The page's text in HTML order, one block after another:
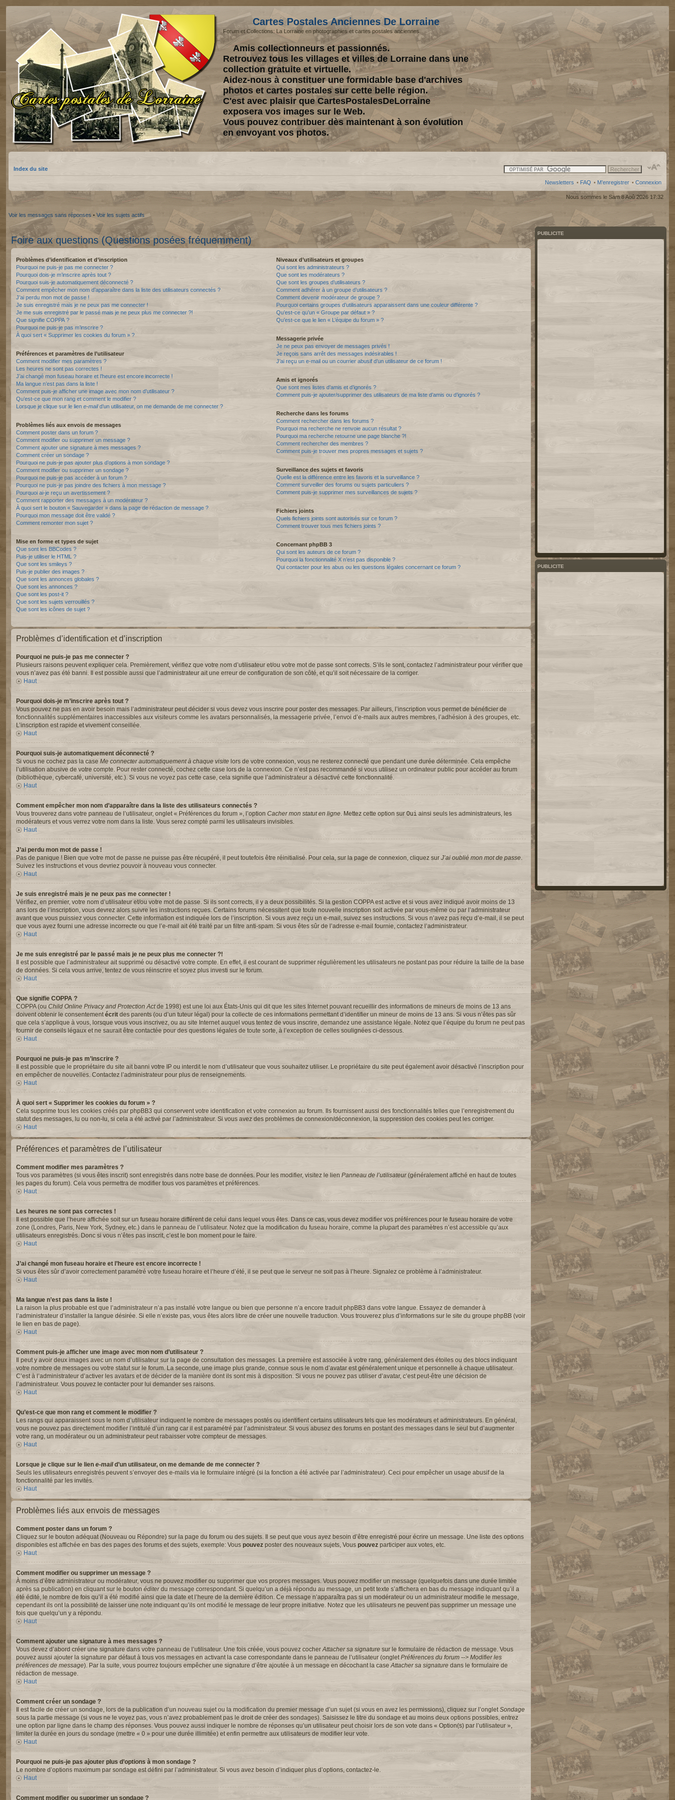
Cartes Postales Anciennes De Lorraine
Forum et Collections: La Lorraine en photographies et cartes postales anciennes.
Amis collectionneurs et passionnés.
Retrouvez tous les villages et villes de Lorraine dans une
collection gratuite et virtuelle.
Aidez-nous à constituer une formidable base d'archives
photos et cartes postales sur cette belle région.
C'est avec plaisir que CartesPostalesDeLorraine
exposera vos images sur le Web.
Vous pouvez contribuer dès maintenant à son évolution
en envoyant vos photos.
Index du site
Newsletters • FAQ • M’enregistrer • Connexion
Nous sommes le Sam 8 Aoû 2026 17:32
Voir les messages sans réponses • Voir les sujets actifs
Foire aux questions (Questions posées fréquemment)
Problèmes d’identification et d’inscription
Pourquoi ne puis-je pas me connecter ?
Pourquoi dois-je m’inscrire après tout ?
Pourquoi suis-je automatiquement déconnecté ?
Comment empêcher mon nom d’apparaître dans la liste des utilisateurs connectés ?
J’ai perdu mon mot de passe !
Je suis enregistré mais je ne peux pas me connecter !
Je me suis enregistré par le passé mais je ne peux plus me connecter ?!
Que signifie COPPA ?
Pourquoi ne puis-je pas m’inscrire ?
À quoi sert « Supprimer les cookies du forum » ?
Préférences et paramètres de l’utilisateur
Comment modifier mes paramètres ?
Les heures ne sont pas correctes !
J’ai changé mon fuseau horaire et l’heure est encore incorrecte !
Ma langue n’est pas dans la liste !
Comment puis-je afficher une image avec mon nom d’utilisateur ?
Qu’est-ce que mon rang et comment le modifier ?
Lorsque je clique sur le lien e-maild’un utilisateur, on me demande de me connecter ?
Problèmes liés aux envois de messages
Comment poster dans un forum ?
Comment modifier ou supprimer un message ?
Comment ajouter une signature à mes messages ?
Comment créer un sondage ?
Pourquoi ne puis-je pas ajouter plus d’options à mon sondage ?
Comment modifier ou supprimer un sondage ?
Pourquoi ne puis-je pas accéder à un forum ?
Pourquoi ne puis-je pas joindre des fichiers à mon message ?
Pourquoi ai-je reçu un avertissement ?
Comment rapporter des messages à un modérateur ?
À quoi sert le bouton « Sauvegarder » dans la page de rédaction de message ?
Pourquoi mon message doit être validé ?
Comment remonter mon sujet ?
Mise en forme et types de sujet
Que sont les BBCodes ?
Puis-je utiliser le HTML ?
Que sont les smileys ?
Puis-je publier des images ?
Que sont les annonces globales ?
Que sont les annonces ?
Que sont les post-it ?
Que sont les sujets verrouillés ?
Que sont les icônes de sujet ?
Niveaux d’utilisateurs et groupes
Qui sont les administrateurs ?
Que sont les modérateurs ?
Que sont les groupes d’utilisateurs ?
Comment adhérer à un groupe d’utilisateurs ?
Comment devenir modérateur de groupe ?
Pourquoi certains groupes d’utilisateurs apparaissent dans une couleur différente ?
Qu’est-ce qu’un « Groupe par défaut » ?
Qu’est-ce que le lien « L’équipe du forum » ?
Messagerie privée
Je ne peux pas envoyer de messages privés !
Je reçois sans arrêt des messages indésirables !
J’ai reçu un e-mail ou un courrier abusif d’un utilisateur de ce forum !
Amis et ignorés
Que sont mes listes d’amis et d’ignorés ?
Comment puis-je ajouter/supprimer des utilisateurs de ma liste d’amis ou d’ignorés ?
Recherche dans les forums
Comment rechercher dans les forums ?
Pourquoi ma recherche ne renvoie aucun résultat ?
Pourquoi ma recherche retourne une page blanche ?!
Comment rechercher des membres ?
Comment puis-je trouver mes propres messages et sujets ?
Surveillance des sujets et favoris
Quelle est la différence entre les favoris et la surveillance ?
Comment surveiller des forums ou sujets particuliers ?
Comment puis-je supprimer mes surveillances de sujets ?
Fichiers joints
Quels fichiers joints sont autorisés sur ce forum ?
Comment trouver tous mes fichiers joints ?
Concernant phpBB 3
Qui sont les auteurs de ce forum ?
Pourquoi la fonctionnalité X n’est pas disponible ?
Qui contacter pour les abus ou les questions légales concernant ce forum ?
Problèmes d’identification et d’inscription
Pourquoi ne puis-je pas me connecter ?
Plusieurs raisons peuvent expliquer cela. Premièrement, vérifiez que votre nom d’utilisateur et/ou votre mot de passe sont corrects. S’ils le sont, contactez l’administrateur pour vérifier que
vous n’avez pas été banni. Il est possible aussi que l’administrateur ait une erreur de configuration de son côté, et qu’il soit nécessaire de la corriger.
Haut
Pourquoi dois-je m’inscrire après tout ?
Vous pouvez ne pas en avoir besoin mais l’administrateur peut décider si vous devez vous inscrire pour poster des messages. Par ailleurs, l’inscription vous permet de bénéficier de
fonctionnalités supplémentaires inaccessibles aux visiteurs comme les avatars personnalisés, la messagerie privée, l’envoi d’e-mails aux autres membres, l’adhésion à des groupes, etc.
L’inscription est rapide et vivement conseillée.
Haut
Pourquoi suis-je automatiquement déconnecté ?
Si vous ne cochez pas la case Me connecter automatiquement à chaque visite lors de votre connexion, vous ne resterez connecté que pendant une durée déterminée. Cela empêche
l’utilisation abusive de votre compte. Pour rester connecté, cochez cette case lors de la connexion. Ce n’est pas recommandé si vous utilisez un ordinateur public pour accéder au forum
(bibliothèque, cybercafé, université, etc.). Si vous ne voyez pas cette case, cela signifie que l’administrateur a désactivé cette fonctionnalité.
Haut
Comment empêcher mon nom d’apparaître dans la liste des utilisateurs connectés ?
Vous trouverez dans votre panneau de l’utilisateur, onglet « Préférences du forum », l’option Cacher mon statut en ligne . Mettez cette option sur Oui ainsi seuls les administrateurs, les
modérateurs et vous verrez votre nom dans la liste. Vous serez compté parmi les utilisateurs invisibles.
Haut
J’ai perdu mon mot de passe !
Pas de panique ! Bien que votre mot de passe ne puisse pas être récupéré, il peut toutefois être réinitialisé. Pour cela, sur la page de connexion, cliquez sur J’ai oublié mon mot de passe
Suivez les instructions et vous devriez pouvoir à nouveau vous connecter.
Haut
Je suis enregistré mais je ne peux pas me connecter !
Vérifiez, en premier, votre nom d’utilisateur et/ou votre mot de passe. Si ils sont corrects, il y a deux possibilités. Si la gestion COPPA est active et si vous avez indiqué avoir moins de 13
ans lors de l’inscription, vous devrez alors suivre les instructions reçues. Certains forums nécessitent que toute nouvelle inscription soit activée par vous-même ou par l’administrateur
avant que vous puissiez vous connecter. Cette information est indiquée lors de l’inscription. Si vous avez reçu un e-mail, suivez ses instructions. Si vous n’avez pas reçu d’e-mail, il se peut
que vous ayez fourni une adresse incorrecte ou que l’e-mail ait été traité par un filtre anti-spam. Si vous êtes sûr de l’adresse e-mail fournie, contactez l’administrateur.
Haut
Je me suis enregistré par le passé mais je ne peux plus me connecter ?!
Il est possible que l’administrateur ait supprimé ou désactivé votre compte. En effet, il est courant de supprimer régulièrement les utilisateurs ne postant pas pour réduire la taille de la base
de données. Si cela vous arrive, tentez de vous réinscrire et soyez plus investi sur le forum.
Haut
Que signifie COPPA ?
COPPA (ou Child Online Privacy and Protection Actde 1998) est une loi aux États-Unis qui dit que les sites Internet pouvant recueillir des informations de mineurs de moins de 13 ans
doivent obtenir le consentement écrit des parents (ou d’un tuteur légal) pour la collecte de ces informations permettant d’identifier un mineur de moins de 13 ans. Si vous n’êtes pas sûr
que cela s’applique à vous, lorsque vous vous inscrivez, ou au site Internet auquel vous tentez de vous inscrire, demandez une assistance légale. Notez que l’équipe du forum ne peut pas
fournir de conseils légaux et ne saurait être contactée pour des questions légales de toute sorte, à l’exception de celles soulignées ci-dessous.
Haut
Pourquoi ne puis-je pas m’inscrire ?
Il est possible que le propriétaire du site ait banni votre IP ou interdit le nom d’utilisateur que vous souhaitez utiliser. Le propriétaire du site peut également avoir désactivé l’inscription pour
en empêcher de nouvelles. Contactez l’administrateur pour plus de renseignements.
Haut
À quoi sert « Supprimer les cookies du forum » ?
Cela supprime tous les cookies créés par phpBB3 qui conservent votre identification et votre connexion au forum. Ils fournissent aussi des fonctionnalités telles que l’enregistrement du
statut des messages, lu ou non-lu, si cela a été activé par l’administrateur. Si vous avez des problèmes de connexion/déconnexion, la suppression des cookies peut les corriger.
Haut
Préférences et paramètres de l’utilisateur
Comment modifier mes paramètres ?
Tous vos paramètres (si vous êtes inscrit) sont enregistrés dans notre base de données. Pour les modifier, visitez le lien Panneau de l’utilisateur(généralement affiché en haut de toutes
les pages du forum). Cela vous permettra de modifier tous vos paramètres et préférences.
Haut
Les heures ne sont pas correctes !
Il est possible que l’heure affichée soit sur un fuseau horaire différent de celui dans lequel vous êtes. Dans ce cas, vous devez modifier vos préférences pour le fuseau horaire de votre
zone (Londres, Paris, New York, Sydney, etc.) dans le panneau de l’utilisateur. Notez que la modification du fuseau horaire, comme la plupart des paramètres n’est accessible qu’aux
utilisateurs enregistrés. Donc si vous n’êtes pas inscrit, c’est le bon moment pour le faire.
Haut
J’ai changé mon fuseau horaire et l’heure est encore incorrecte !
Si vous êtes sûr d’avoir correctement paramétré votre fuseau horaire et l’heure d’été, il se peut que le serveur ne soit pas à l’heure. Signalez ce problème à l’administrateur.
Haut
Ma langue n’est pas dans la liste !
La raison la plus probable est que l’administrateur n’a pas installé votre langue ou bien que personne n’a encore traduit phpBB3 dans votre langue. Essayez de demander à
l’administrateur d’installer la langue désirée. Si elle n’existe pas, vous êtes alors libre de créer une nouvelle traduction. Vous trouverez plus d’informations sur le site du groupe phpBB (voir
le lien en bas de page).
Haut
Comment puis-je afficher une image avec mon nom d’utilisateur ?
Il peut y avoir deux images avec un nom d’utilisateur sur la page de consultation des messages. La première est associée à votre rang, généralement des étoiles ou des blocs indiquant
votre nombre de messages ou votre statut sur le forum. La seconde, une image plus grande, connue sous le nom d’avatar est généralement unique et personnelle à chaque utilisateur.
C’est à l’administrateur d’activer les avatars et de décider de la manière dont ils sont mis à disposition. Si vous ne pouvez pas utiliser d’avatar, c’est peut-être une décision de
l’administrateur. Vous pouvez le contacter pour lui demander ses raisons.
Haut
Qu’est-ce que mon rang et comment le modifier ?
Les rangs qui apparaissent sous le nom d’utilisateur indiquent le nombre de messages postés ou identifient certains utilisateurs tels que les modérateurs et administrateurs. En général,
vous ne pouvez pas directement modifier l’intitulé d’un rang car il est paramétré par l’administrateur. Si vous abusez des forums en postant des messages dans le seul but d’augmenter
votre rang, un modérateur ou un administrateur peut rabaisser votre compteur de messages.
Haut
Lorsque je clique sur le lien e-maild’un utilisateur, on me demande de me connecter ?
Seuls les utilisateurs enregistrés peuvent s’envoyer des e-mails via le formulaire intégré (si la fonction a été activée par l’administrateur). Ceci pour empêcher un usage abusif de la
fonctionnalité par les invités.
Haut
Problèmes liés aux envois de messages
Comment poster dans un forum ?
Cliquez sur le bouton adéquat (Nouveau ou Répondre) sur la page du forum ou des sujets. Il se peut que vous ayez besoin d’être enregistré pour écrire un message. Une liste des options
disponibles est affichée en bas des pages des forums et des sujets, exemple: Vous pouvez poster des nouveaux sujets, Vous pouvez participer aux votes, etc.
Haut
Comment modifier ou supprimer un message ?
À moins d’être administrateur ou modérateur, vous ne pouvez modifier ou supprimer que vos propres messages. Vous pouvez modifier un message (quelquefois dans une durée limitée
après sa publication) en cliquant sur le bouton éditerdu message correspondant. Si quelqu’un a déjà répondu au message, un petit texte s’affichera en bas du message indiquant qu’il a
été édité, le nombre de fois qu’il a été modifié ainsi que la date et l’heure de la dernière édition. Ce message n’apparaîtra pas si un modérateur ou un administrateur modifie le message,
cependant ils ont la possibilité de laisser une note indiquant qu’ils ont modifié le message de leur propre initiative. Notez que les utilisateurs ne peuvent pas supprimer un message une
fois que quelqu’un y a répondu.
Haut
Comment ajouter une signature à mes messages ?
Vous devez d’abord créer une signature dans votre panneau de l’utilisateur. Une fois créée, vous pouvez cocher Attacher sa signature sur le formulaire de rédaction de message. Vous
pouvez aussi ajouter la signature par défaut à tous vos messages en activant la case correspondante dans le panneau de l’utilisateur (onglet Préférences du forum --> Modifier les
préférences de message). Par la suite, vous pourrez toujours empêcher une signature d’être ajoutée à un message en décochant la case Attacher sa signature dans le formulaire de
rédaction de message.
Haut
Comment créer un sondage ?
Il est facile de créer un sondage, lors de la publication d’un nouveau sujet ou la modification du premier message d’un sujet (si vous en avez les permissions), cliquez sur l’onglet Sondage
sous la partie message (si vous ne le voyez pas, vous n’avez probablement pas le droit de créer des sondages). Saisissez le titre du sondage et au moins deux options possibles, entrez
une option par ligne dans le champ des réponses. Vous pouvez aussi indiquer le nombre de réponses qu’un utilisateur peut choisir lors de son vote dans « Option(s) par l’utilisateur »,
limiter la durée en jours du sondage (mettre « 0 » pour une durée illimitée) et enfin permettre aux utilisateurs de modifier leur vote.
Haut
Pourquoi ne puis-je pas ajouter plus d’options à mon sondage ?
Le nombre d’options maximum par sondage est défini par l’administrateur. Si vous avez besoin d’indiquer plus d’options, contactez-le.
Haut
Comment modifier ou supprimer un sondage ?
PUBLICITE
PUBLICITE